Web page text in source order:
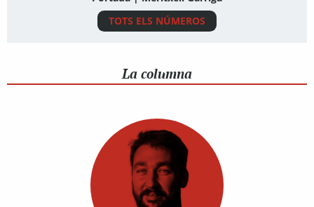
TOTS ELS NÚMEROS
La columna